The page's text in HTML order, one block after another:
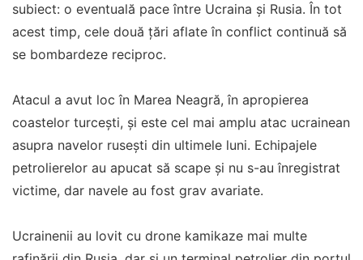
subiect: o eventuală pace între Ucraina și Rusia. În tot
acest timp, cele două țări aflate în conflict continuă să
se bombardeze reciproc.
Atacul a avut loc în Marea Neagră, în apropierea
coastelor turcești, și este cel mai amplu atac ucrainean
asupra navelor rusești din ultimele luni. Echipajele
petrolierelor au apucat să scape și nu s-au înregistrat
victime, dar navele au fost grav avariate.
Ucrainenii au lovit cu drone kamikaze mai multe